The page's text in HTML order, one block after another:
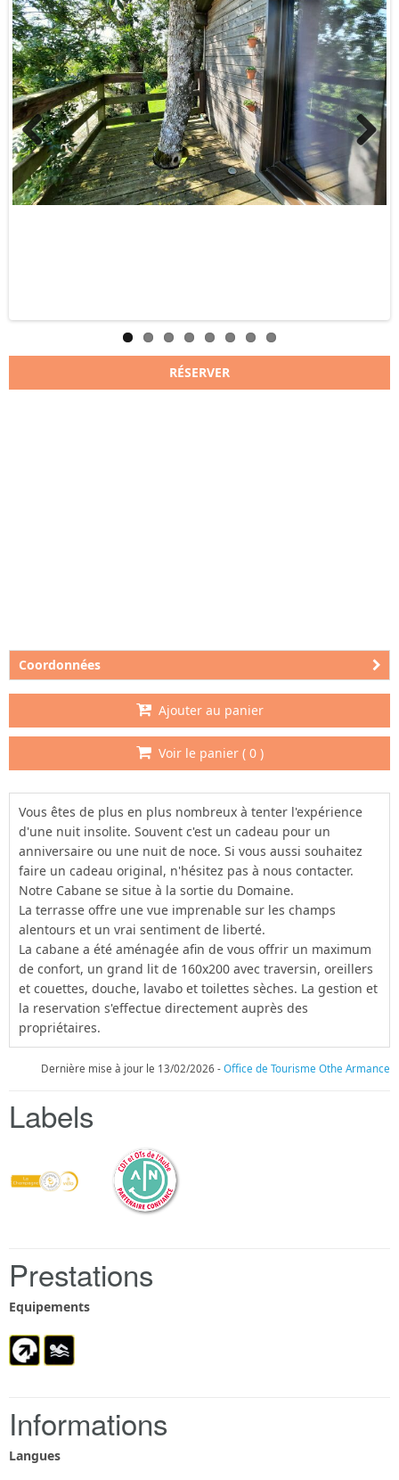
Previous Next
RÉSERVER
Coordonnées
Ajouter au panier
Voir le panier ( 0)
Vous êtes de plus en plus nombreux à tenter l'expérience
d'une nuit insolite. Souvent c'est un cadeau pour un
anniversaire ou une nuit de noce. Si vous aussi souhaitez
faire un cadeau original, n'hésitez pas à nous contacter.
Notre Cabane se situe à la sortie du Domaine.
La terrasse offre une vue imprenable sur les champs
alentours et un vrai sentiment de liberté.
La cabane a été aménagée afin de vous offrir un maximum
de confort, un grand lit de 160x200 avec traversin, oreillers
et couettes, douche, lavabo et toilettes sèches. La gestion et
la reservation s'effectue directement auprès des
propriétaires.
Dernière mise à jour le 13/02/2026 - Office de Tourisme Othe Armance
Labels
Prestations
Equipements
Informations
Langues